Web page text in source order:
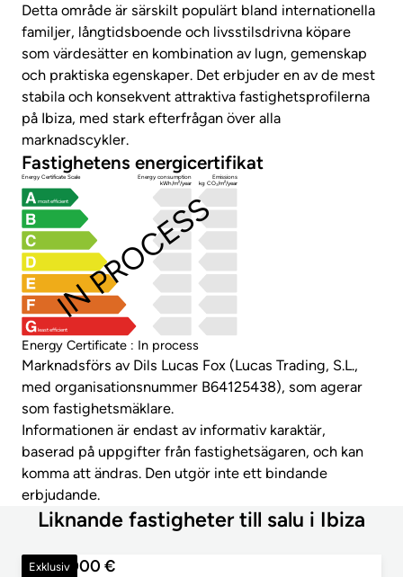
Detta område är särskilt populärt bland internationella
familjer, långtidsboende och livsstilsdrivna köpare
som värdesätter en kombination av lugn, gemenskap
och praktiska egenskaper. Det erbjuder en av de mest
stabila och konsekvent attraktiva fastighetsprofilerna
på Ibiza, med stark efterfrågan över alla
marknadscykler.
Fastighetens energicertifikat
Energy Certificate Scale
Energy consumption
kWh/m²/year
Emissions
kg CO₂/m²/year
most efficient
least efficient
IN PROCESS
Energy Certificate : In process
Marknadsförs av Dils Lucas Fox (Lucas Trading, S.L.,
med organisationsnummer B64125438), som agerar
som fastighetsmäklare.
Informationen är endast av informativ karaktär,
baserad på uppgifter från fastighetsägaren, och kan
komma att ändras. Den utgör inte ett bindande
erbjudande.
Liknande fastigheter till salu i Ibiza
Exklusiv
2 950 000 €